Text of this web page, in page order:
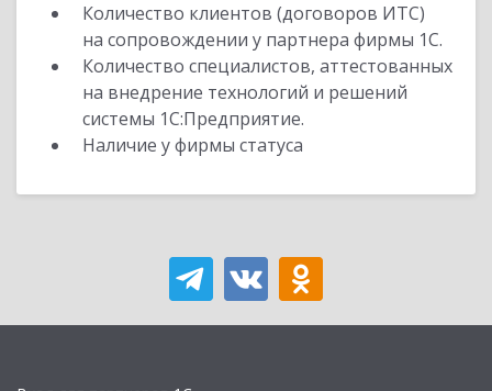
Количество клиентов (договоров ИТС)
на сопровождении у партнера фирмы 1С.
Количество специалистов, аттестованных
на внедрение технологий и решений
системы 1С:Предприятие.
Наличие у фирмы статуса